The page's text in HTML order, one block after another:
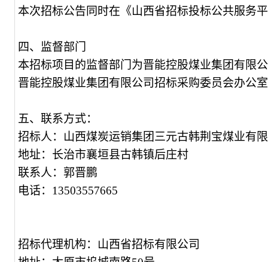
本次招标公告同时在《山西省招标投标公共服务
四、监督部门
本招标项目的监督部门为晋能控股煤业集团有限
晋能控股煤业集团有限公司 招标采购委员会办公
五、联系方式：
招标人：山西煤炭运销集团三元古韩荆宝煤业有
地址：长治市襄垣县古韩镇后庄村
联系人：郭晋鹏
电话：13503557665
招标代理机构：山西省招标有限公司